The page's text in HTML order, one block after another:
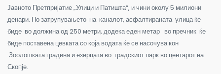
Јавното Претпријатие „Улици и Патишта“, и чини околу 5 милиони
денари. По затрупувањето на каналот, асфалтираната улица ќе
биде во должина од 250 метри, додека еден метар во пречник ќе
биде поставена цевката со која водата ќе се насочува кон
Зоолошката градина и езерцата во градскиот парк во центарот на
Скопје.